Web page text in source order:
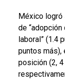
México logró
de “adopción
laboral” (1.4
puntos más),
posición (2,